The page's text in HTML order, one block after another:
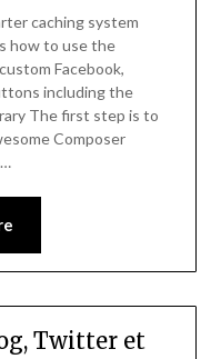
caching system
how to use the
Facebook,
including the
The first step is to
Composer
Twitter et